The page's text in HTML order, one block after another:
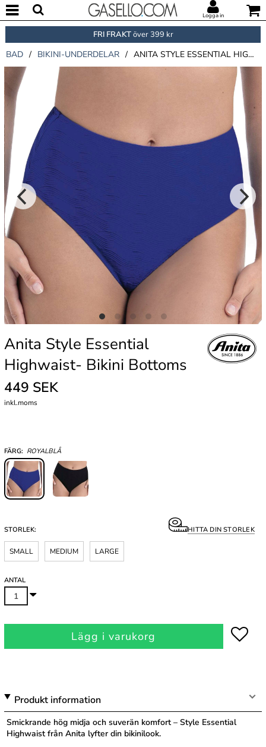
Logga in
FRI FRAKTöver 399 kr
BAD / BIKINI-UNDERDELAR / ANITA STYLE ESSENTIAL HIGHWAIST- BIKINI BOTTOMS
Anita Style Essential
Highwaist- Bikini Bottoms
449 SEK
inkl.moms
FÄRG: ROYALBLÅ
STORLEK: HITTA DIN STORLEK
SMALL MEDIUM LARGE
ANTAL
Lägg i varukorg
Produkt information
Smickrande hög midja och suverän komfort – Style Essential
Highwaist från Anita lyfter din bikinilook.